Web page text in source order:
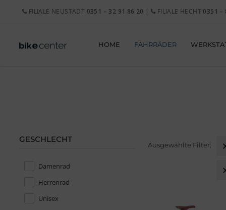
FILIALE NEUSTADT 0351 – 32 91 86 20 | FILIALE HECHT 0351 –
HOME FAHRRÄDER
GESCHLECHT
GESCHLECHT
Damenrad
Herrenrad
Unisex
Ausgewählte Filter: